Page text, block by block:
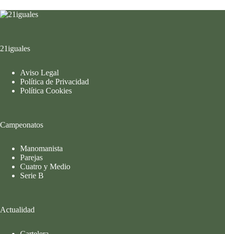
21iguales
Aviso Legal
Política de Privacidad
Política Cookies
Campeonatos
Manomanista
Parejas
Cuatro y Medio
Serie B
Actualidad